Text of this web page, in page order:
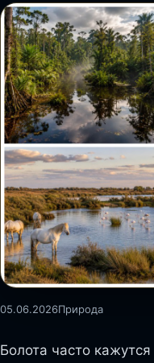
05.06.2026Природа
Болота часто